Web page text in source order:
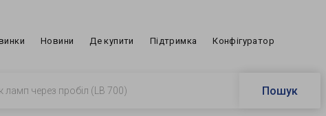
Новини Де купити Підтримка Конфігуратор
Пошук